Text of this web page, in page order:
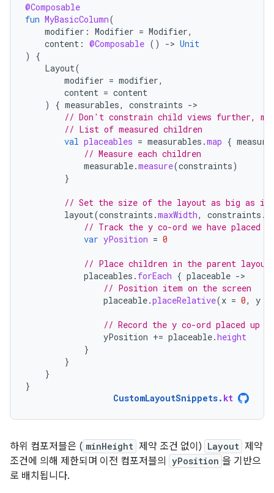
@Composable
fun MyBasicColumn(
modifier : Modifier = Modifier,
content : @Composable () -> Unit
)
{
Layout(
modifier = modifier,
content = content
)
{ measurables, constraints -
// Don't constrain child views further,
// List of measured children
val placeables = measurables .map {
// Measure each children
measurable.measure(constraints)
}
// Set the size of the layout as big as it
layout(constraints .maxWidth, constraints .
// Track the y co-ord we have placed
var yPosition = 0
// Place children in the parent layout
placeables . forEach { placeable -
// Position item on the screen
placeable.placeRelative(x = 0, y
// Record the y co-ord placed up to
yPosition += placeable.height
}
}
}
}
CustomLayoutSnippets. kt
하위 컴포저블은 ( minHeight 제약 조건 없이) Layout 제약
조건에 의해 제한되며 이전 컴포저블의
yPosition 을 기반으
로 배치됩니다.